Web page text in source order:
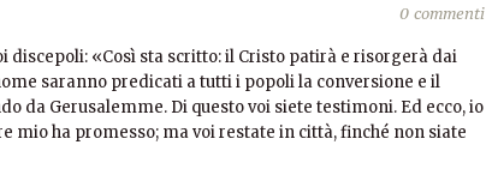
0 commenti
discepoli: «Così sta scritto: il Cristo patirà e risorgerà dai
saranno predicati a tutti i popoli la conversione e il
da Gerusalemme. Di questo voi siete testimoni. Ed ecco, io
mio ha promesso; ma voi restate in città, finché non siate